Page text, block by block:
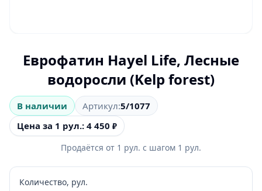
Еврофатин Hayel Life, Лесные
водоросли (Kelp forest)
В наличии Артикул:5/1077
Цена за 1 рул.: 4 450 ₽
Продаётся от 1 рул. с шагом 1 рул.
Количество, рул.